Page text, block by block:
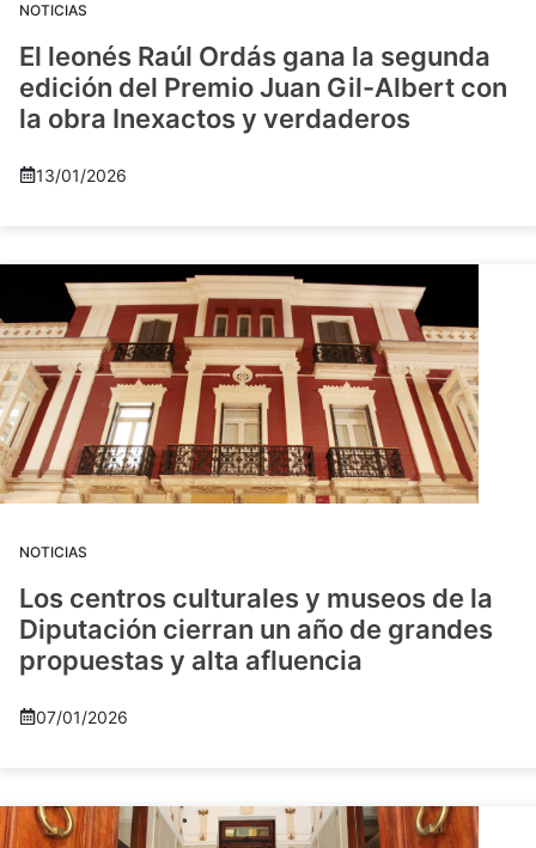
NOTICIAS
El leonés Raúl Ordás gana la segunda
edición del Premio Juan Gil-Albert con
la obra Inexactos y verdaderos
13/01/2026
NOTICIAS
Los centros culturales y museos de la
Diputación cierran un año de grandes
propuestas y alta afluencia
07/01/2026